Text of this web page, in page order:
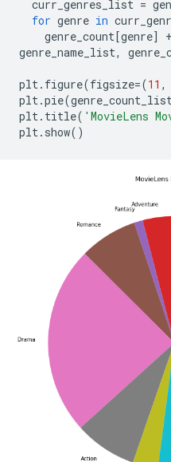
curr_genres_list =
for genre in
genre_count[genre]
genre_name_list,
plt. figure(figsize=(11 ,
plt.pie(
plt. title( 'MovieLens
plt. show()